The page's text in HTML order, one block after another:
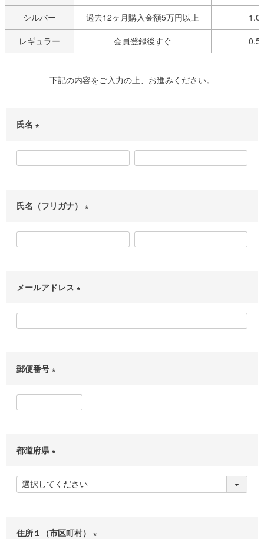
シルバー
過去12ヶ月購入金額5万円以上
レギュラー
会員登録後すぐ
下記の内容をご入力の上、お進みください。
氏名
須
氏名（フリガナ）
須
メールアドレス
須
郵便番号
須
都道府県
必
須
住所１（市区町村）